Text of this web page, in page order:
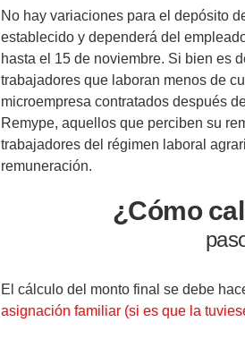
No hay variaciones para el depósito
establecido y dependerá del
hasta el 15 de noviembre. Si bien es
trabajadores que laboran menos de
microempresa contratados después
Remype, aquellos que perciben su
trabajadores del régimen laboral
remuneración.
¿Cómo
El cálculo del monto final se debe
asignación familiar (si es que la